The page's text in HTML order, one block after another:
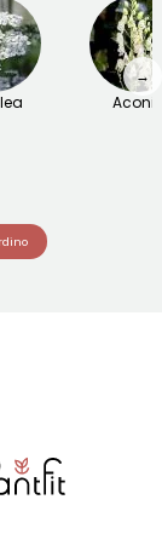
Aconiti
→